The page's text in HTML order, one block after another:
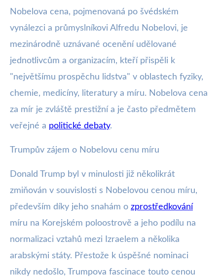
Nobelova cena, pojmenovaná po švédském
vynálezci a průmyslníkovi Alfredu Nobelovi, je
mezinárodně uznávané ocenění udělované
jednotlivcům a organizacím, kteří přispěli k
"největšímu prospěchu lidstva" v oblastech fyziky,
chemie, medicíny, literatury a míru. Nobelova cena
za mír je zvláště prestižní a je často předmětem
veřejné a politické debaty.
Trumpův zájem o Nobelovu cenu míru
Donald Trump byl v minulosti již několikrát
zmiňován v souvislosti s Nobelovou cenou míru,
především díky jeho snahám o zprostředkování
míru na Korejském poloostrově a jeho podílu na
normalizaci vztahů mezi Izraelem a několika
arabskými státy. Přestože k úspěšné nominaci
nikdy nedošlo, Trumpova fascinace touto cenou